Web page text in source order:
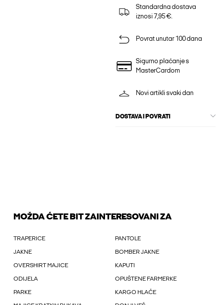
Standardna dostava
iznosi 7,95 €.
Povrat unutar 100 dana
Sigurno plaćanje s
MasterCardom
Novi artikli svaki dan
DOSTAVA I POVRATI
MOŽDA ĆETE BIT ZAINTERESOVANI ZA
TRAPERICE PANTOLE
JAKNE BOMBER JAKNE
OVERSHIRT MAJICE KAPUTI
ODIJELA OPUŠTENE FARMERKE
PARKE KARGO HLAČE